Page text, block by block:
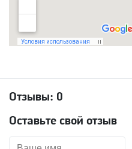
Отзывы: 0
Оставьте свой отзыв